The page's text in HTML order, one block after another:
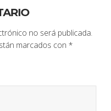
no será publicada.
marcados con *